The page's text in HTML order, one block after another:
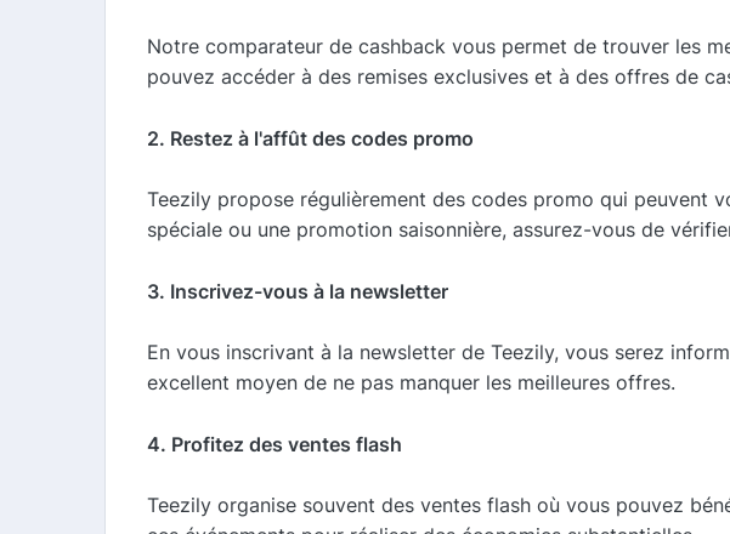
Notre comparateur de cashback vous permet de trouver les
pouvez accéder à des remises exclusives et à des offres de
2. Restez à l'affût des codes promo
Teezily propose régulièrement des codes promo qui peuvent
spéciale ou une promotion saisonnière, assurez-vous de
3. Inscrivez-vous à la newsletter
En vous inscrivant à la newsletter de Teezily, vous serez
excellent moyen de ne pas manquer les meilleures offres.
4. Profitez des ventes flash
Teezily organise souvent des ventes flash où vous pouvez